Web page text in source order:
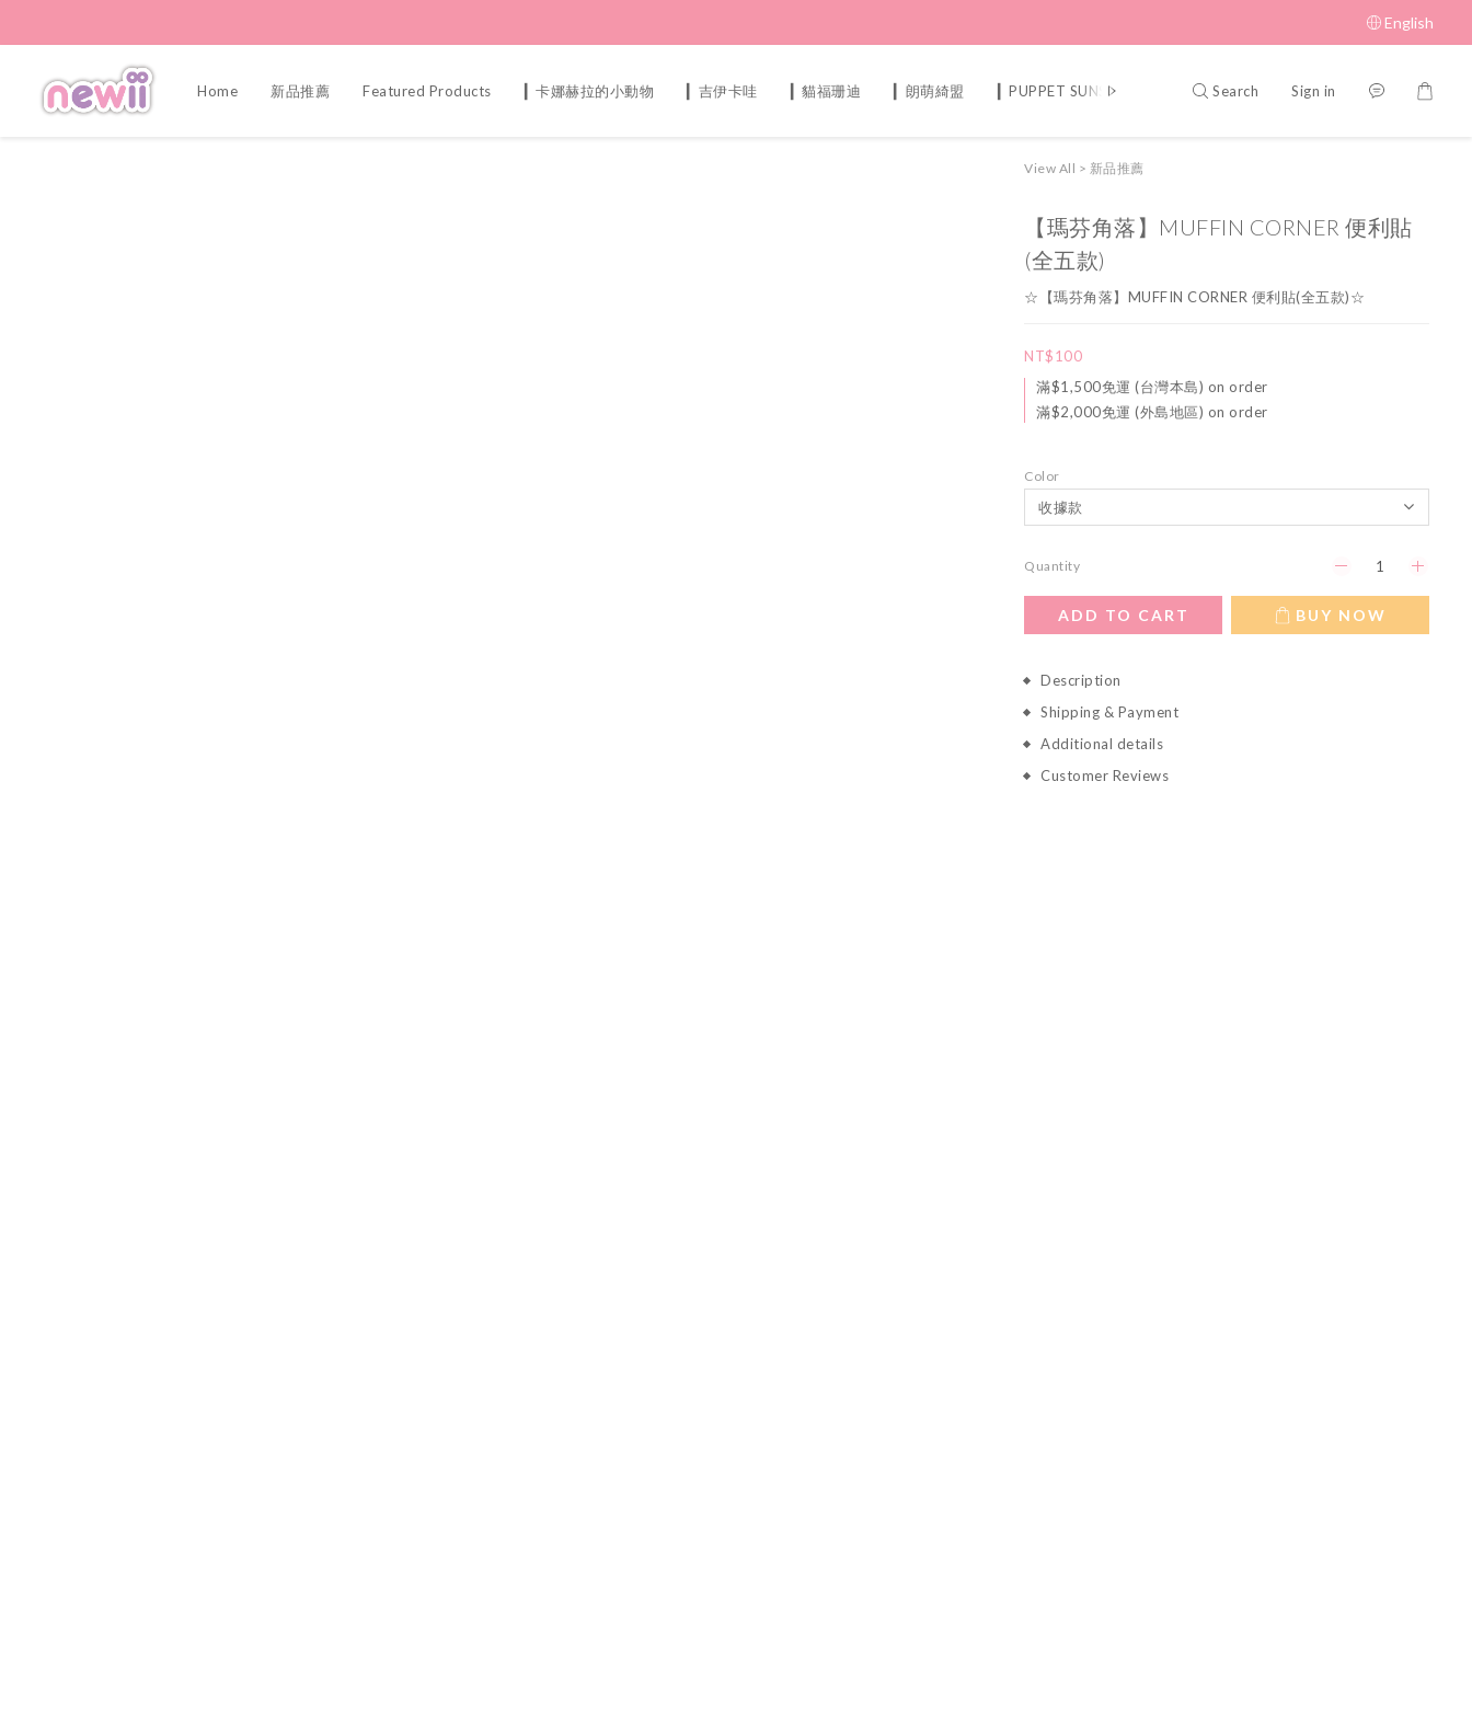
English
Home 新品推薦 Featured Products ▎卡娜赫拉的小動物 ▎吉伊卡哇 ▎貓福珊迪 ▎朗萌綺盟 ▎PUPPET SUNSUN 帕比順順 ▎MUFFIN CORNER 瑪芬角落
Search Sign in
View All > 新品推薦
【瑪芬角落】MUFFIN CORNER 便利貼
(全五款)
☆【瑪芬角落】MUFFIN CORNER 便利貼(全五款)☆
NT$100
滿$1,500免運 (台灣本島) on order
滿$2,000免運 (外島地區) on order
Color
Quantity
ADD TO CART BUY NOW
Description
Shipping & Payment
Additional details
Customer Reviews